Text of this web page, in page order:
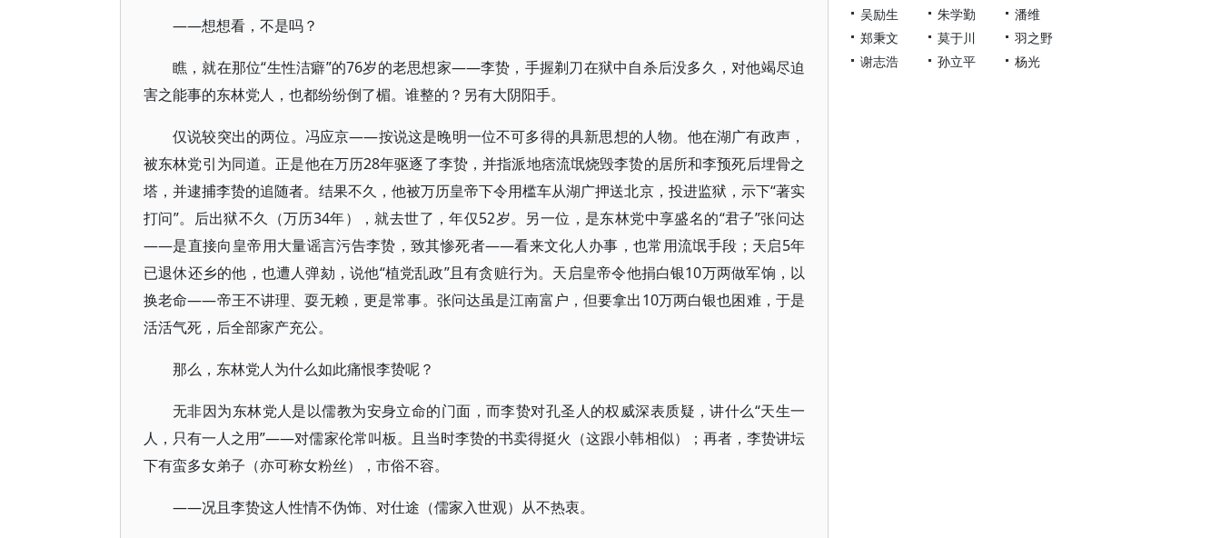
——想想看，不是吗？
瞧，就在那位“生性洁癖”的76岁的老思想家——李贽，手握剃刀在狱中自杀后没多久，对他竭尽迫
害之能事的东林党人，也都纷纷倒了楣。谁整的？另有大阴阳手。
仅说较突出的两位。冯应京——按说这是晚明一位不可多得的具新思想的人物。他在湖广有政声，
被东林党引为同道。正是他在万历28年驱逐了李贽，并指派地痞流氓烧毁李贽的居所和李预死后埋骨之
塔，并逮捕李贽的追随者。结果不久，他被万历皇帝下令用槛车从湖广押送北京，投进监狱，示下“著实
打问”。后出狱不久（万历34年），就去世了，年仅52岁。另一位，是东林党中享盛名的“君子”张问达
——是直接向皇帝用大量谣言污告李贽，致其惨死者——看来文化人办事，也常用流氓手段；天启5年
已退休还乡的他，也遭人弹劾，说他“植党乱政”且有贪赃行为。天启皇帝令他捐白银10万两做军饷，以
换老命——帝王不讲理、耍无赖，更是常事。张问达虽是江南富户，但要拿出10万两白银也困难，于是
活活气死，后全部家产充公。
那么，东林党人为什么如此痛恨李贽呢？
无非因为东林党人是以儒教为安身立命的门面，而李贽对孔圣人的权威深表质疑，讲什么“天生一
人，只有一人之用”——对儒家伦常叫板。且当时李贽的书卖得挺火（这跟小韩相似）；再者，李贽讲坛
下有蛮多女弟子（亦可称女粉丝），市俗不容。
——况且李贽这人性情不伪饰、对仕途（儒家入世观）从不热衷。
吴励生
朱学勤
潘维
郑秉文
莫于川
羽之野
谢志浩
孙立平 杨光